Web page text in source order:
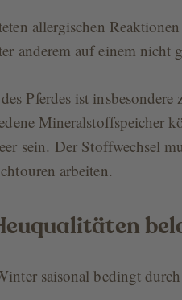
allergischen
anderem auf einem nicht
Pferdes ist
sein. Der Stoffwechsel
arbeiten.
saisonal bedingt